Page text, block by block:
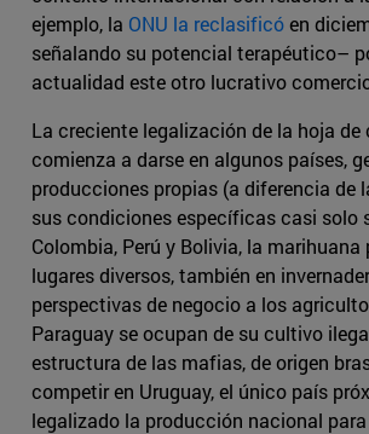
ejemplo, la ONU la reclasificóen
señalando su potencial terapéutico–
actualidad este otro lucrativo
La creciente legalización de la hoja de
comienza a darse en algunos países,
producciones propias (a diferencia de
sus condiciones específicas casi solo
Colombia, Perú y Bolivia, la marihuana
lugares diversos, también en
perspectivas de negocio a los
Paraguay se ocupan de su cultivo
estructura de las mafias, de origen
competir en Uruguay, el único país
legalizado la producción nacional